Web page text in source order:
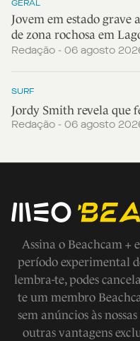
GERAL
Jovem em estado grave
de zona rochosa em
Redação - 06 agosto
SURF
Jordy Smith revela que
Redação - 06 agosto
Assina o Beachcam +
período experimental
lembra-te, podes
te um membro
sem anúncios às
outras vantagens